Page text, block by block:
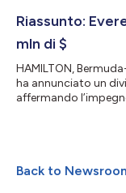
riguardanti le
Riassunto:
mln di $
HAMILTON,
ha annunciato un
affermando
dividendo sarà
azionisti registrati
Foskey, Presidente e
Back to